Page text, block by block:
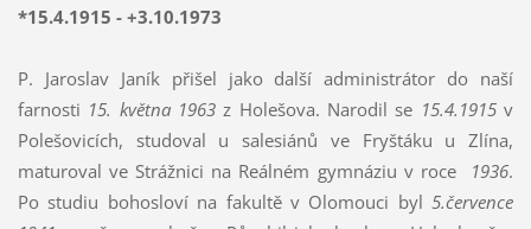
*15.4.1915 - +3.10.1973
P. Jaroslav Janík přišel jako další administrátor do naší
farnosti 15. května 1963 z Holešova. Narodil se 15.4.1915v
Polešovicích, studoval u salesiánů ve Fryštáku u Zlína,
maturoval ve Strážnici na Reálném gymnáziu v roce 1936.
Po studiu bohosloví na fakultě v Olomouci byl5.července